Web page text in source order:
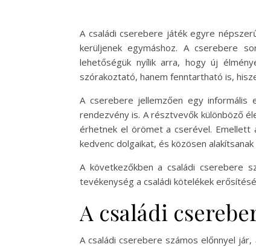
A családi cserebere játék egyre
kerüljenek egymáshoz. A cserebere
lehetőségük nyílik arra, hogy új
szórakoztató, hanem fenntartható is,
A cserebere jellemzően egy informális
rendezvény is. A résztvevők különböző
érhetnek el örömet a cserével. Emellett
kedvenc dolgaikat, és közösen
A következőkben a családi cserebere
tevékenység a családi kötelékek
A családi
A családi cserebere számos előnnyel